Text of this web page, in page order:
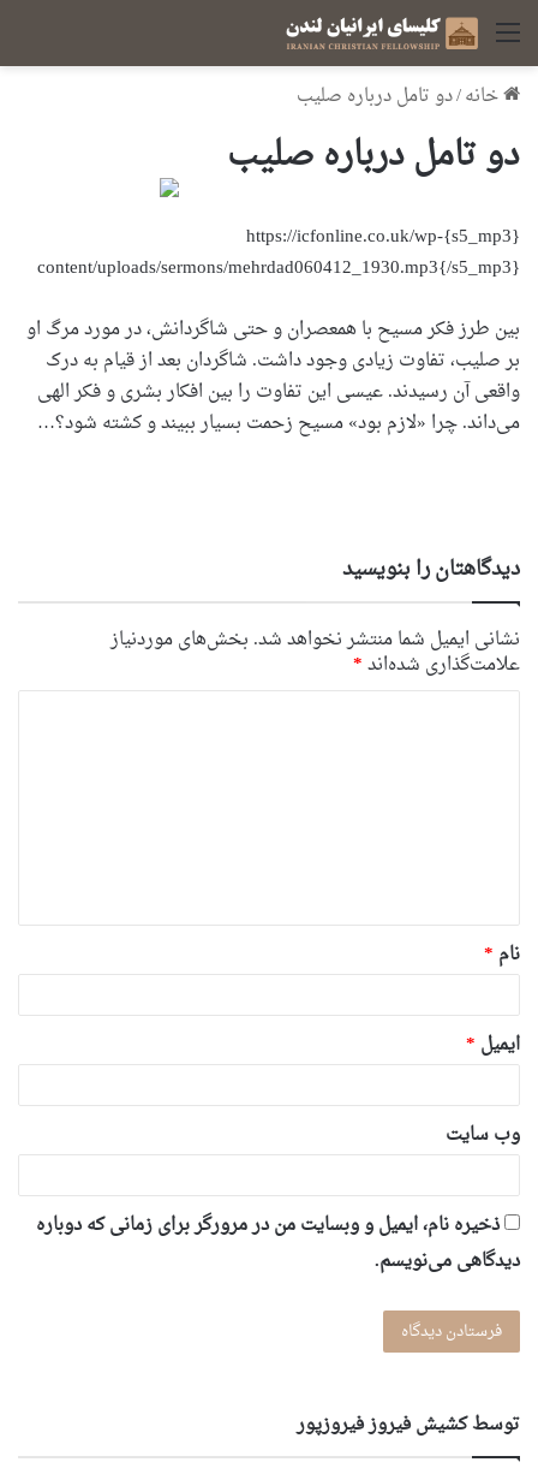
منو
خانه/دو تامل درباره صلیب
دو تامل درباره صلیب
{s5_mp3}https://icfonline.co.uk/wp-
content/uploads/sermons/mehrdad060412_1930.mp3{/s5_mp3}
بین طرز فکر مسیح با همعصران و حتی شاگردانش، در مورد مرگ او
بر صلیب، تفاوت زیادی وجود داشت. شاگردان بعد از قیام به درک
واقعی آن رسیدند. عیسی این تفاوت را بین افکار بشری و فکر الهی
می‌داند. چرا «لازم بود» مسیح زحمت بسیار ببیند و کشته شود؟…
دیدگاهتان را بنویسید
نشانی ایمیل شما منتشر نخواهد شد. بخش‌های موردنیاز
علامت‌گذاری شده‌اند*
*
نام *
ایمیل *
وب‌ سایت
ذخیره نام، ایمیل و وبسایت من در مرورگر برای زمانی که دوباره
دیدگاهی می‌نویسم.
توسط کشیش فیروز فیروزپور